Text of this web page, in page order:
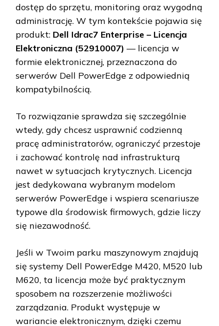
dostęp do sprzętu, monitoring oraz wygodną
administrację. W tym kontekście pojawia się
produkt: Dell Idrac7 Enterprise – Licencja
Elektroniczna (52910007) — licencja w
formie elektronicznej, przeznaczona do
serwerów Dell PowerEdge z odpowiednią
kompatybilnością.
To rozwiązanie sprawdza się szczególnie
wtedy, gdy chcesz usprawnić codzienną
pracę administratorów, ograniczyć przestoje
i zachować kontrolę nad infrastrukturą
nawet w sytuacjach krytycznych. Licencja
jest dedykowana wybranym modelom
serwerów PowerEdge i wspiera scenariusze
typowe dla środowisk firmowych, gdzie liczy
się niezawodność.
Jeśli w Twoim parku maszynowym znajdują
się systemy Dell PowerEdge M420, M520 lub
M620, ta licencja może być praktycznym
sposobem na rozszerzenie możliwości
zarządzania. Produkt występuje w
wariancie elektronicznym, dzięki czemu